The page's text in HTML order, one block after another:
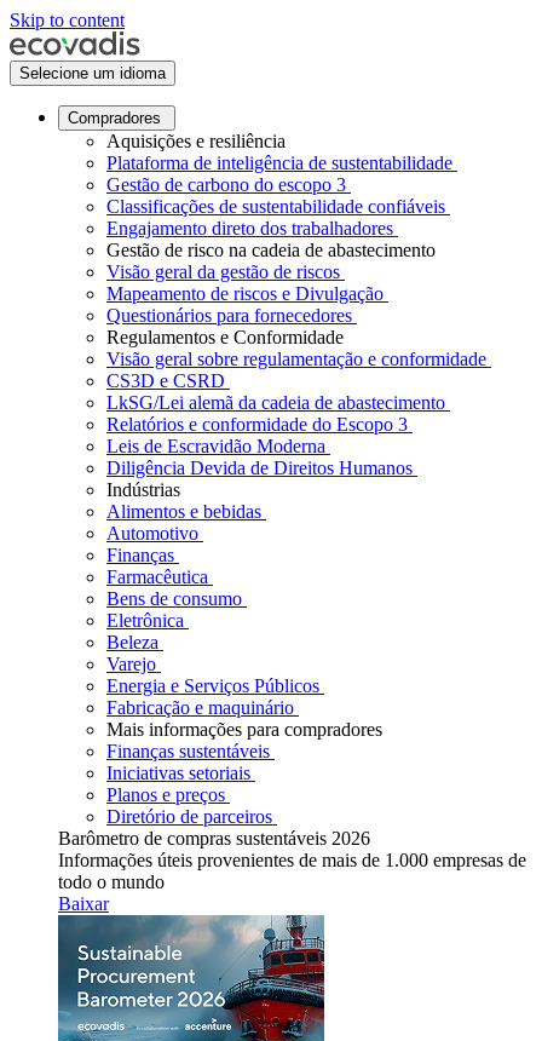
Skip to content
Selecione um idioma
Compradores
Aquisições e resiliência
Plataforma de inteligência de sustentabilidade
Gestão de carbono do escopo 3
Classificações de sustentabilidade confiáveis
Engajamento direto dos trabalhadores
Gestão de risco na cadeia de abastecimento
Visão geral da gestão de riscos
Mapeamento de riscos e Divulgação
Questionários para fornecedores
Regulamentos e Conformidade
Visão geral sobre regulamentação e conformidade
CS3D e CSRD
LkSG/Lei alemã da cadeia de abastecimento
Relatórios e conformidade do Escopo 3
Leis de Escravidão Moderna
Diligência Devida de Direitos Humanos
Indústrias
Alimentos e bebidas
Automotivo
Finanças
Farmacêutica
Bens de consumo
Eletrônica
Beleza
Varejo
Energia e Serviços Públicos
Fabricação e maquinário
Mais informações para compradores
Finanças sustentáveis
Iniciativas setoriais
Planos e preços
Diretório de parceiros
Barômetro de compras sustentáveis 2026
Informações úteis provenientes de mais de 1.000 empresas de
todo o mundo
Baixar